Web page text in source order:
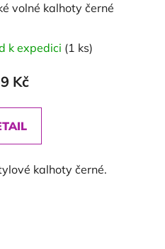
volné kalhoty černé
k expedici (1 ks)
Kč
kalhoty černé.